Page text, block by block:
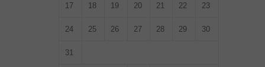
17 18 19 20 21 22 23
24 25 26 27 28 29 30
31